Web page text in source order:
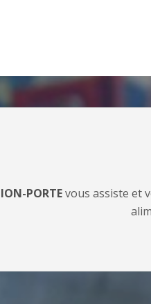
PORTEvous assiste et